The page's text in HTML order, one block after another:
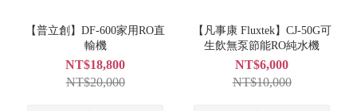
【普立創】DF-600家用RO直
輸機
NT$18,800
NT$20,000
【凡事康 Fluxtek】CJ-50G可
生飲無泵節能RO純水機
NT$6,000
NT$10,000